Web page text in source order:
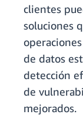
clientes
soluciones
de datos
detección
de
mejorados.